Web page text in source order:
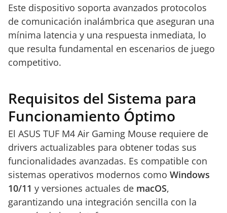
Este dispositivo soporta avanzados protocolos
de comunicación inalámbrica que aseguran una
mínima latencia y una respuesta inmediata, lo
que resulta fundamental en escenarios de juego
competitivo.
Requisitos del Sistema para
Funcionamiento Óptimo
El ASUS TUF M4 Air Gaming Mouse requiere de
drivers actualizables para obtener todas sus
funcionalidades avanzadas. Es compatible con
sistemas operativos modernos como Windows
10/11 y versiones actuales de macOS,
garantizando una integración sencilla con la